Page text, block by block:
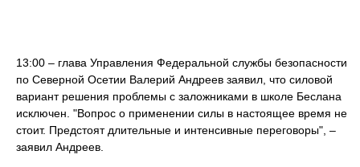
13:00 – глава Управления Федеральной службы безопасности
по Северной Осетии Валерий Андреев заявил, что силовой
вариант решения проблемы с заложниками в школе Беслана
исключен. "Вопрос о применении силы в настоящее время не
стоит. Предстоят длительные и интенсивные переговоры", –
заявил Андреев.